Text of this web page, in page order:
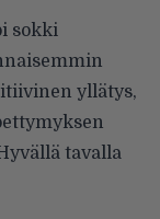
sokki
yllätys,
tavalla